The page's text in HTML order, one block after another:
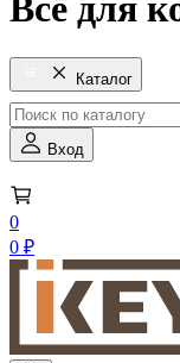
Всё для
Каталог
Вход
0
0 ₽